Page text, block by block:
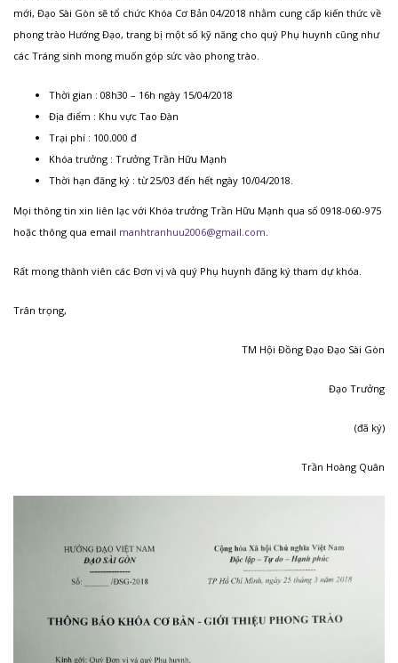
mới, Đạo Sài Gòn sẽ tổ chức Khóa Cơ Bản 04/2018 nhằm cung cấp kiến thức về
phong trào Hướng Đạo, trang bị một số kỹ năng cho quý Phụ huynh cũng như
các Tráng sinh mong muốn góp sức vào phong trào.
Thời gian : 08h30 – 16h ngày 15/04/2018
Địa điểm : Khu vực Tao Đàn
Trại phí : 100.000 đ
Khóa trưởng : Trưởng Trần Hữu Mạnh
Thời hạn đăng ký : từ 25/03 đến hết ngày 10/04/2018.
Mọi thông tin xin liên lạc với Khóa trưởng Trần Hữu Mạnh qua số 0918-060-975
hoặc thông qua email manhtranhuu2006@gmail.com.
Rất mong thành viên các Đơn vị và quý Phụ huynh đăng ký tham dự khóa.
Trân trọng,
TM Hội Đồng Đạo Đạo Sài Gòn
Đạo Trưởng
(đã ký)
Trần Hoàng Quân